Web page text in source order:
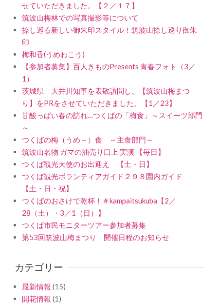
せていただきました。【２／１７】
筑波山梅林での写真撮影等について
捺し巡る新しい御朱印スタイル！筑波山捺し巡り御朱
印
梅和香(うめわこう)
【参加者募集】百人きものPresents 青春フォト（3／
1）
茨城県 大井川知事を表敬訪問し、【筑波山梅まつ
り】をPRをさせていただきました。【1／23】
甘酸っぱい春の訪れ…つくばの「梅食」～スイーツ部門
～
つくばの梅（うめ～）食 ～主食部門～
筑波山名物 ガマの油売り口上 実演 【毎日】
つくば観光大使のお出迎え 【土・日】
つくば観光ボランティアガイド２９８園内ガイド
【土・日・祝】
つくばのおさけで乾杯！＃kampaitsukuba【2／
28（土）・3／1（日）】
つくば市民モニターツアー参加者募集
第53回筑波山梅まつり 開催日程のお知らせ
カテゴリー
最新情報 (15)
開花情報 (1)